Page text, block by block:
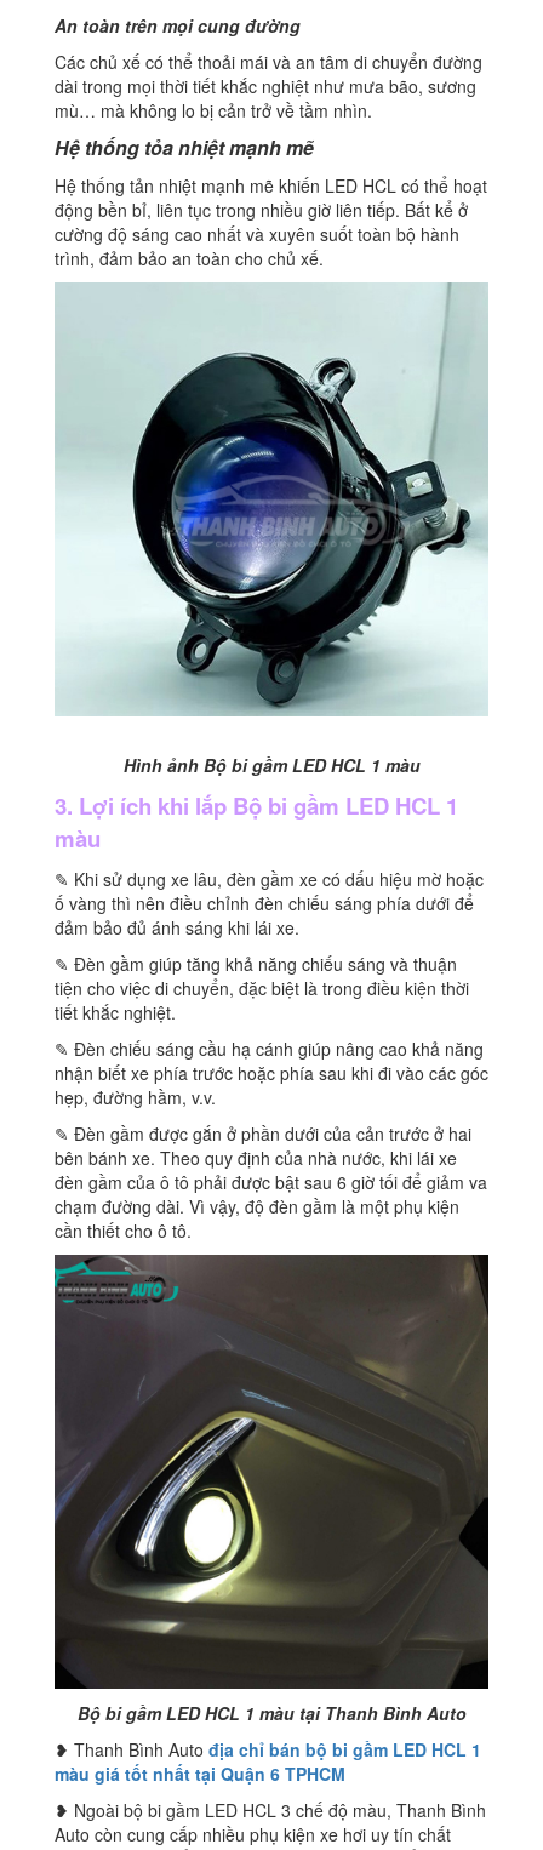
An toàn trên mọi cung đường
Các chủ xế có thể thoải mái và an tâm di chuyển đường
dài trong mọi thời tiết khắc nghiệt như mưa bão, sương
mù… mà không lo bị cản trở về tầm nhìn.
Hệ thống tỏa nhiệt mạnh mẽ
Hệ thống tản nhiệt mạnh mẽ khiến LED HCL có thể hoạt
động bền bỉ, liên tục trong nhiều giờ liên tiếp. Bất kể ở
cường độ sáng cao nhất và xuyên suốt toàn bộ hành
trình, đảm bảo an toàn cho chủ xế.
Hình ảnh Bộ bi gầm LED HCL 1 màu
3. Lợi ích khi lắp Bộ bi gầm LED HCL 1
màu
✎ Khi sử dụng xe lâu, đèn gầm xe có dấu hiệu mờ hoặc
ố vàng thì nên điều chỉnh đèn chiếu sáng phía dưới để
đảm bảo đủ ánh sáng khi lái xe.
✎ Đèn gầm giúp tăng khả năng chiếu sáng và thuận
tiện cho việc di chuyển, đặc biệt là trong điều kiện thời
tiết khắc nghiệt.
✎ Đèn chiếu sáng cầu hạ cánh giúp nâng cao khả năng
nhận biết xe phía trước hoặc phía sau khi đi vào các góc
hẹp, đường hầm, v.v.
✎ Đèn gầm được gắn ở phần dưới của cản trước ở hai
bên bánh xe. Theo quy định của nhà nước, khi lái xe
đèn gầm của ô tô phải được bật sau 6 giờ tối để giảm va
chạm đường dài. Vì vậy, độ đèn gầm là một phụ kiện
cần thiết cho ô tô.
Bộ bi gầm LED HCL 1 màu tại Thanh Bình Auto
❥ Thanh Bình Auto địa chỉ bán bộ bi gầm LED HCL 1
màu giá tốt nhất tại Quận 6 TPHCM
❥ Ngoài bộ bi gầm LED HCL 3 chế độ màu, Thanh Bình
Auto còn cung cấp nhiều phụ kiện xe hơi uy tín chất